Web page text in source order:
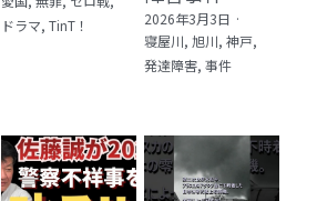
ドラマ, TinT！ 2026年3月3日 ·
寝屋川, 旭川, 神戸,
発達障害, 事件